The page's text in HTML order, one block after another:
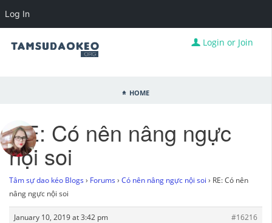
Login or Join
Home
RE: Có nên nâng ngực
nội soi
Tâm sự dao kéo Blogs › Forums › Có nên nâng ngực nội soi › RE: Có nên
nâng ngực nội soi
January 10, 2019 at 3:42 pm
#16216
Log In